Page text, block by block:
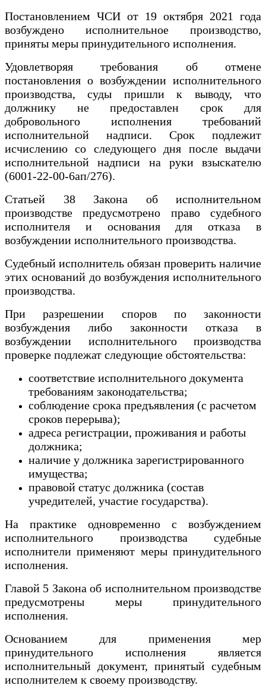
Постановлением ЧСИ от 19 октября 2021 года
возбуждено исполнительное производство,
приняты меры принудительного исполнения.
Удовлетворяя требования об отмене
постановления о возбуждении исполнительного
производства, суды пришли к выводу, что
должнику не предоставлен срок для
добровольного исполнения требований
исполнительной надписи. Срок подлежит
исчислению со следующего дня после выдачи
исполнительной надписи на руки взыскателю
(6001-22-00-6ап/276).
Статьей 38 Закона об исполнительном
производстве предусмотрено право судебного
исполнителя и основания для отказа в
возбуждении исполнительного производства.
Судебный исполнитель обязан проверить наличие
этих оснований до возбуждения исполнительного
производства.
При разрешении споров по законности
возбуждения либо законности отказа в
возбуждении исполнительного производства
проверке подлежат следующие обстоятельства:
соответствие исполнительного документа
требованиям законодательства;
соблюдение срока предъявления (с расчетом
сроков перерыва);
адреса регистрации, проживания и работы
должника;
наличие у должника зарегистрированного
имущества;
правовой статус должника (состав
учредителей, участие государства).
На практике одновременно с возбуждением
исполнительного производства судебные
исполнители применяют меры принудительного
исполнения.
Главой 5 Закона об исполнительном производстве
предусмотрены меры принудительного
исполнения.
Основанием для применения мер
принудительного исполнения является
исполнительный документ, принятый судебным
исполнителем к своему производству.